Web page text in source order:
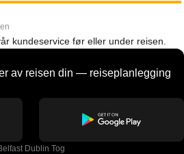
kundeservice før eller under reisen.
av reisen din — reiseplanlegging
Dublin Tog